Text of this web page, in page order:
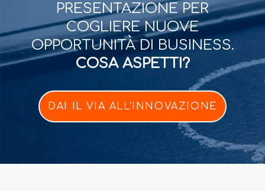
PRESENTAZIONE PER
COGLIERE NUOVE
OPPORTUNITÀ DI BUSINESS.
COSA ASPETTI?
DAI IL VIA ALL'INNOVAZIONE